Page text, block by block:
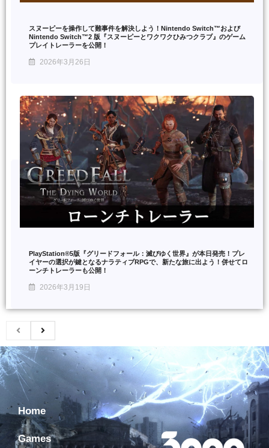
スヌーピーを操作して難事件を解決しよう！Nintendo Switch™および
Nintendo Switch™2 版『スヌーピーとワクワクひみつクラブ』のゲーム
プレイトレーラーを公開！
2026年3月26日
PlayStation®5版『グリードフォール：滅びゆく世界』が本日発売！プレ
イヤーの選択が鍵となるナラティブRPGで、新たな旅に出よう！併せてロ
ーンチトレーラーも公開！
2026年3月19日
Home
Games